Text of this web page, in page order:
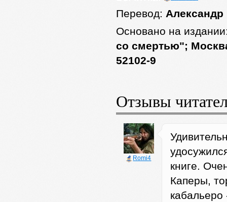
Перевод: Александр
Основано на
со смертью";
52102-9
Отзывы
Romi4
книге.
Каперы,